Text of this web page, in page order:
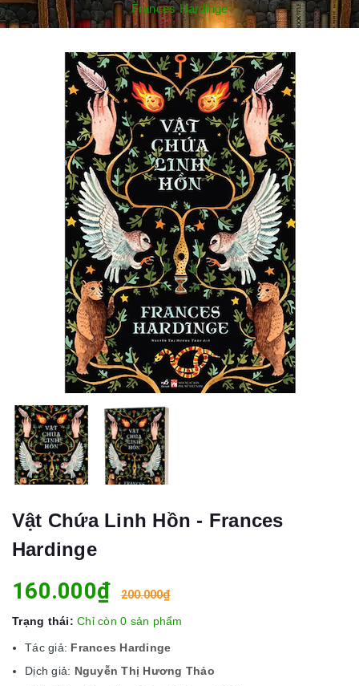
Frances Hardinge
Vật Chứa Linh Hồn - Frances
Hardinge
160.000₫ 200.000₫
Trạng thái: Chỉ còn 0 sản phẩm
Tác giả: Frances Hardinge
Dịch giả: Nguyễn Thị Hương Thảo